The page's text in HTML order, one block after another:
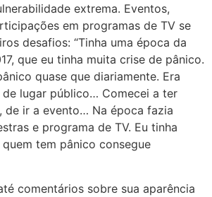
extrema. Eventos,
em programas de TV se
desafios: “Tinha uma época da
que eu tinha muita crise de pânico.
quase que diariamente. Era
de lugar público… Comecei a ter
de ir a evento… Na época fazia
e programa de TV. Eu tinha
tem pânico consegue
comentários sobre sua aparência